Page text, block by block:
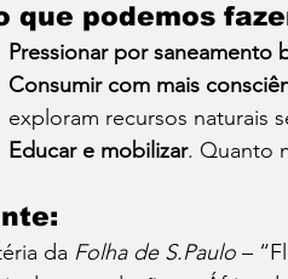
que podemos
Pressionar por saneamento
Consumir com mais
exploram recursos naturais
Educar e mobilizar. Quanto
da Folha de S.Paulo –